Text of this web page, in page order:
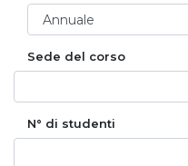
Sede del corso
N° di studenti